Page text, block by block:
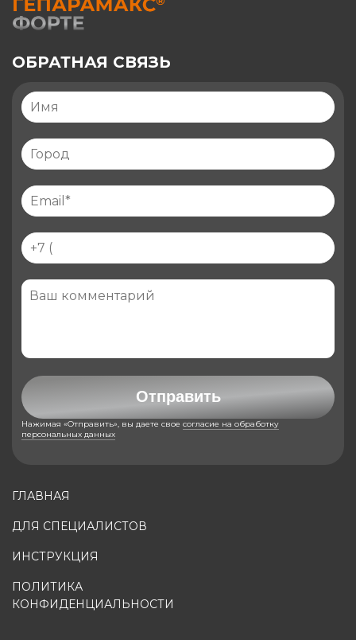
ГЛАВНАЯ
ДЛЯ СПЕЦИАЛИСТОВ
ИНСТРУКЦИЯ
ПОЛИТИКА
КОНФИДЕНЦИАЛЬНОСТИ
ОБРАТНАЯ СВЯЗЬ
Отправить
Нажимая «Отправить», вы даете свое согласие на обработку
персональных данных